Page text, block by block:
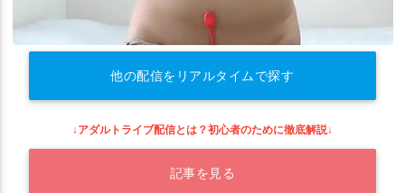
他の配信をリアルタイムで探す
↓アダルトライブ配信とは？初心者のために徹底解説↓
記事を見る